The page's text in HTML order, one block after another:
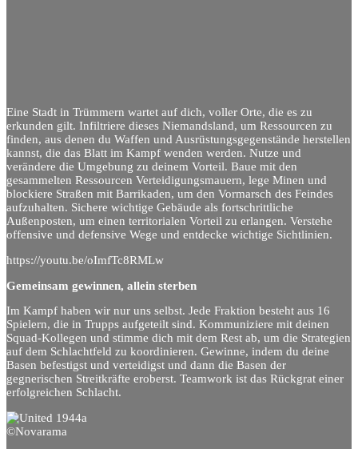
Eine Stadt in Trümmern wartet auf dich, voller Orte, die es zu
erkunden gilt. Infiltriere dieses Niemandsland, um Ressourcen zu
finden, aus denen du Waffen und Ausrüstungsgegenstände herstellen
kannst, die das Blatt im Kampf wenden werden. Nutze und
verändere die Umgebung zu deinem Vorteil. Baue mit den
gesammelten Ressourcen Verteidigungsmauern, lege Minen und
blockiere Straßen mit Barrikaden, um den Vormarsch des Feindes
aufzuhalten. Sichere wichtige Gebäude als fortschrittliche
Außenposten, um einen territorialen Vorteil zu erlangen. Verstehe
offensive und defensive Wege und entdecke wichtige Sichtlinien.
https://youtu.be/oImfTc8RMLw
Gemeinsam gewinnen, allein sterben
Im Kampf haben wir nur uns selbst. Jede Fraktion besteht aus 16
Spielern, die in Trupps aufgeteilt sind. Kommuniziere mit deinen
Squad-Kollegen und stimme dich mit dem Rest ab, um die Strategien
auf dem Schlachtfeld zu koordinieren. Gewinne, indem du deine
Basen befestigst und verteidigst und dann die Basen der
gegnerischen Streitkräfte eroberst. Teamwork ist das Rückgrat einer
erfolgreichen Schlacht.
©Novarama